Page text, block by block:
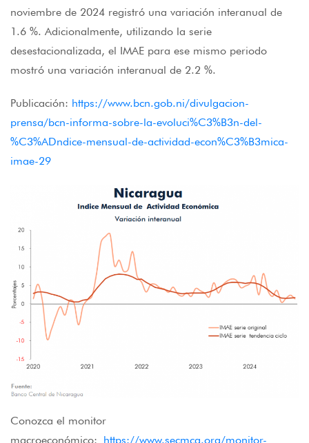
noviembre de 2024 registró una variación interanual de
1.6 %. Adicionalmente, utilizando la serie
desestacionalizada, el IMAE para ese mismo periodo
mostró una variación interanual de 2.2 %.
Publicación: https://www.bcn.gob.ni/divulgacion-
prensa/bcn-informa-sobre-la-evoluci%C3%B3n-del-
%C3%ADndice-mensual-de-actividad-econ%C3%B3mica-
imae-29
Conozca el monitor
macroeconómico: https://www.secmca.org/monitor-